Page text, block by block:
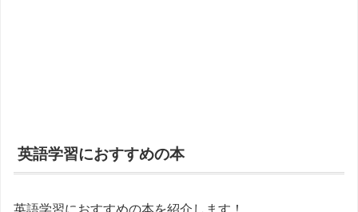
英語学習におすすめの本
英語学習におすすめの本を紹介します！